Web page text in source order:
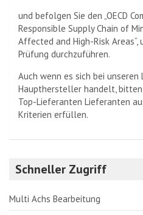
und befolgen Sie den „OECD
Responsible Supply Chain of
Affected and High-Risk Areas“,
Prüfung durchzuführen.
Auch wenn es sich bei
Haupthersteller handelt,
Top-Lieferanten Lieferanten
Kriterien erfüllen.
Schneller Zugriff
Multi Achs Bearbeitung